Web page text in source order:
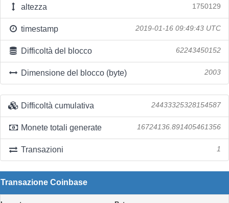
altezza 1750129
timestamp 2019-01-16 09:49:43 UTC
Difficoltà del blocco 62243450152
Dimensione del blocco (byte) 2003
Difficoltà cumulativa 24433325328154587
Monete totali generate 16724136.891405461356
Transazioni 1
Transazione Coinbase